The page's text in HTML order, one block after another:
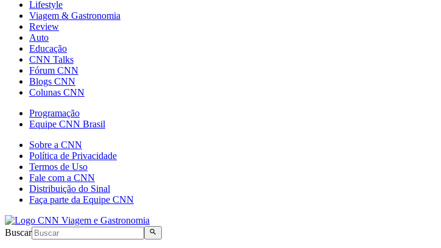
Lifestyle
Viagem & Gastronomia
Review
Auto
Educação
CNN Talks
Fórum CNN
Blogs CNN
Colunas CNN
Programação
Equipe CNN Brasil
Sobre a CNN
Política de Privacidade
Termos de Uso
Fale com a CNN
Distribuição do Sinal
Faça parte da Equipe CNN
Buscar